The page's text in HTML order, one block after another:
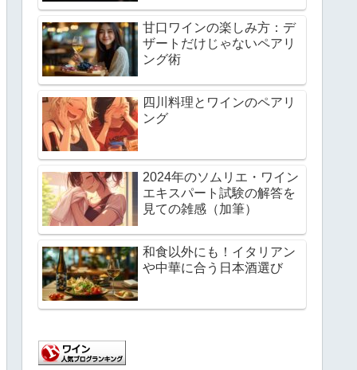
甘口ワインの楽しみ方：デ
ザートだけじゃないペアリ
ング術
四川料理とワインのペアリ
ング
2024年のソムリエ・ワイン
エキスパート試験の解答を
見ての雑感（加筆）
和食以外にも！イタリアン
や中華に合う日本酒選び